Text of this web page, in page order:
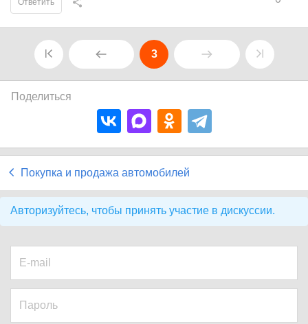
Ответить
3
Поделиться
Покупка и продажа автомобилей
Авторизуйтесь, чтобы принять участие в дискуссии.